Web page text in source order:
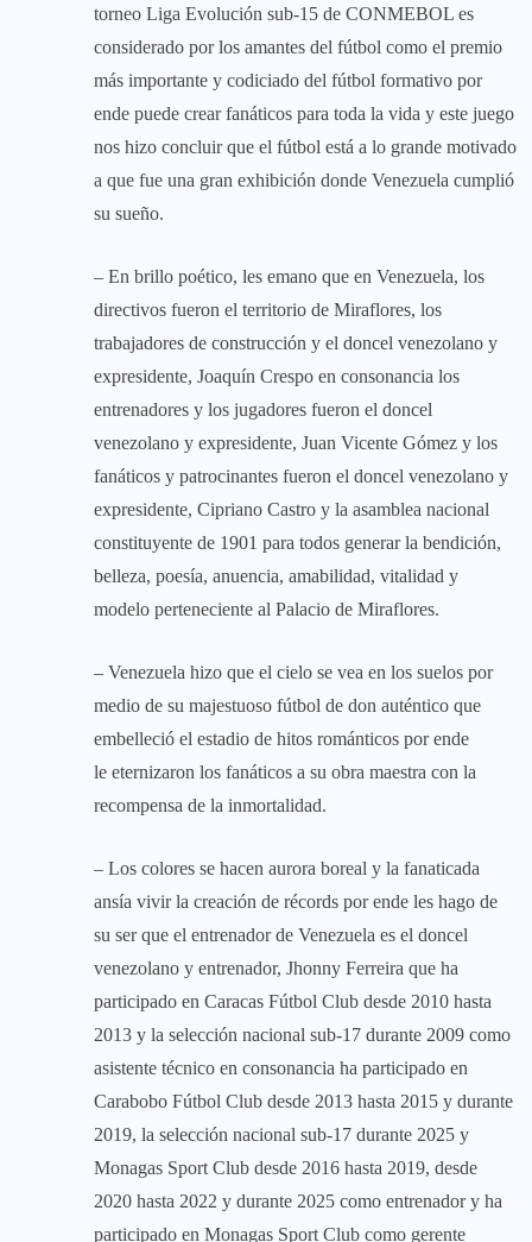
torneo Liga Evolución sub-15 de CONMEBOL es
considerado por los amantes del fútbol como el premio
más importante y codiciado del fútbol formativo por
ende puede crear fanáticos para toda la vida y este juego
nos hizo concluir que el fútbol está a lo grande motivado
a que fue una gran exhibición donde Venezuela cumplió
su sueño.
– En brillo poético, les emano que en Venezuela, los
directivos fueron el territorio de Miraflores, los
trabajadores de construcción y el doncel venezolano y
expresidente, Joaquín Crespo en consonancia los
entrenadores y los jugadores fueron el doncel
venezolano y expresidente, Juan Vicente Gómez y los
fanáticos y patrocinantes fueron el doncel venezolano y
expresidente, Cipriano Castro y la asamblea nacional
constituyente de 1901 para todos generar la bendición,
belleza, poesía, anuencia, amabilidad, vitalidad y
modelo perteneciente al Palacio de Miraflores.
– Venezuela hizo que el cielo se vea en los suelos por
medio de su majestuoso fútbol de don auténtico que
embelleció el estadio de hitos románticos por ende
le eternizaron los fanáticos a su obra maestra con la
recompensa de la inmortalidad.
– Los colores se hacen aurora boreal y la fanaticada
ansía vivir la creación de récords por ende les hago de
su ser que el entrenador de Venezuela es el doncel
venezolano y entrenador, Jhonny Ferreira que ha
participado en Caracas Fútbol Club desde 2010 hasta
2013 y la selección nacional sub-17 durante 2009 como
asistente técnico en consonancia ha participado en
Carabobo Fútbol Club desde 2013 hasta 2015 y durante
2019, la selección nacional sub-17 durante 2025 y
Monagas Sport Club desde 2016 hasta 2019, desde
2020 hasta 2022 y durante 2025 como entrenador y ha
participado en Monagas Sport Club como gerente